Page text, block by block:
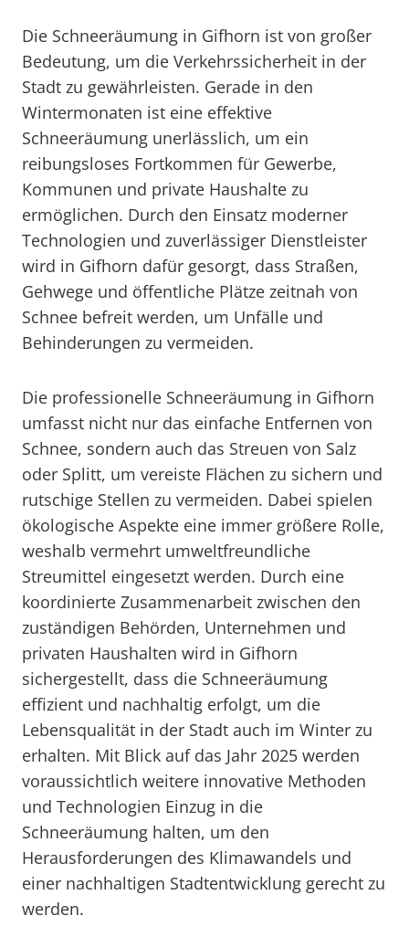
Die Schneeräumung in Gifhorn ist von großer
Bedeutung, um die Verkehrssicherheit in der
Stadt zu gewährleisten. Gerade in den
Wintermonaten ist eine effektive
Schneeräumung unerlässlich, um ein
reibungsloses Fortkommen für Gewerbe,
Kommunen und private Haushalte zu
ermöglichen. Durch den Einsatz moderner
Technologien und zuverlässiger Dienstleister
wird in Gifhorn dafür gesorgt, dass Straßen,
Gehwege und öffentliche Plätze zeitnah von
Schnee befreit werden, um Unfälle und
Behinderungen zu vermeiden.
Die professionelle Schneeräumung in Gifhorn
umfasst nicht nur das einfache Entfernen von
Schnee, sondern auch das Streuen von Salz
oder Splitt, um vereiste Flächen zu sichern und
rutschige Stellen zu vermeiden. Dabei spielen
ökologische Aspekte eine immer größere Rolle,
weshalb vermehrt umweltfreundliche
Streumittel eingesetzt werden. Durch eine
koordinierte Zusammenarbeit zwischen den
zuständigen Behörden, Unternehmen und
privaten Haushalten wird in Gifhorn
sichergestellt, dass die Schneeräumung
effizient und nachhaltig erfolgt, um die
Lebensqualität in der Stadt auch im Winter zu
erhalten. Mit Blick auf das Jahr 2025 werden
voraussichtlich weitere innovative Methoden
und Technologien Einzug in die
Schneeräumung halten, um den
Herausforderungen des Klimawandels und
einer nachhaltigen Stadtentwicklung gerecht zu
werden.